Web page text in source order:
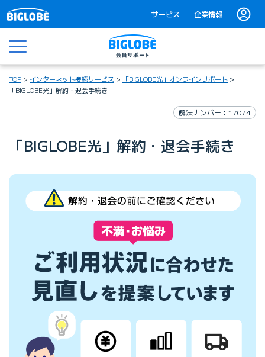
サービス 企業情報
メニュー
TOP インターネット接続サービス
「BIGLOBE光」オンラインサポート
「BIGLOBE光」解約・退会手続き
解決ナンバー：17074
「BIGLOBE光」解約・退会手続き